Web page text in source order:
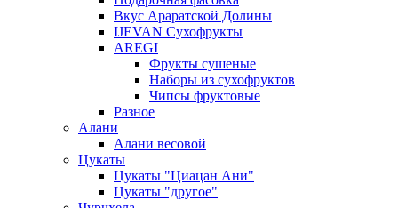
Вкус Араратской Долины
IJEVAN Сухофрукты
AREGI
Фрукты сушеные
Наборы из сухофруктов
Чипсы фруктовые
Разное
Алани
Алани весовой
Цукаты
Цукаты "Циацан Ани"
Цукаты "другое"